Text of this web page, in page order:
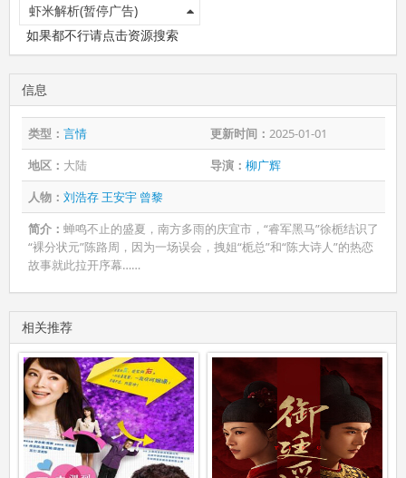
虾米解析(暂停广告)
如果都不行请点击资源搜索
信息
类型： 言情 更新时间： 2025-01-01
地区： 大陆 导演： 柳广辉
人物： 刘浩存王安宇 曾黎
简介： 蝉鸣不止的盛夏，南方多雨的庆宜市，“睿军黑马”徐栀结识了
“裸分状元”陈路周，因为一场误会，拽姐“栀总”和“陈大诗人”的热恋
故事就此拉开序幕……
相关推荐